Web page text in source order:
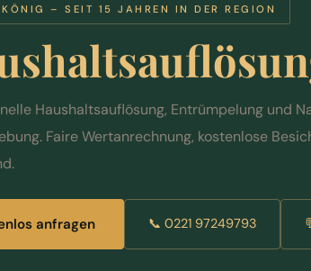
– SEIT 15 JAHREN IN DER REGION
Haushaltsauflösung, Entrümpelung und
Faire Wertanrechnung, kostenlose
anfragen 📞 0221 97249793